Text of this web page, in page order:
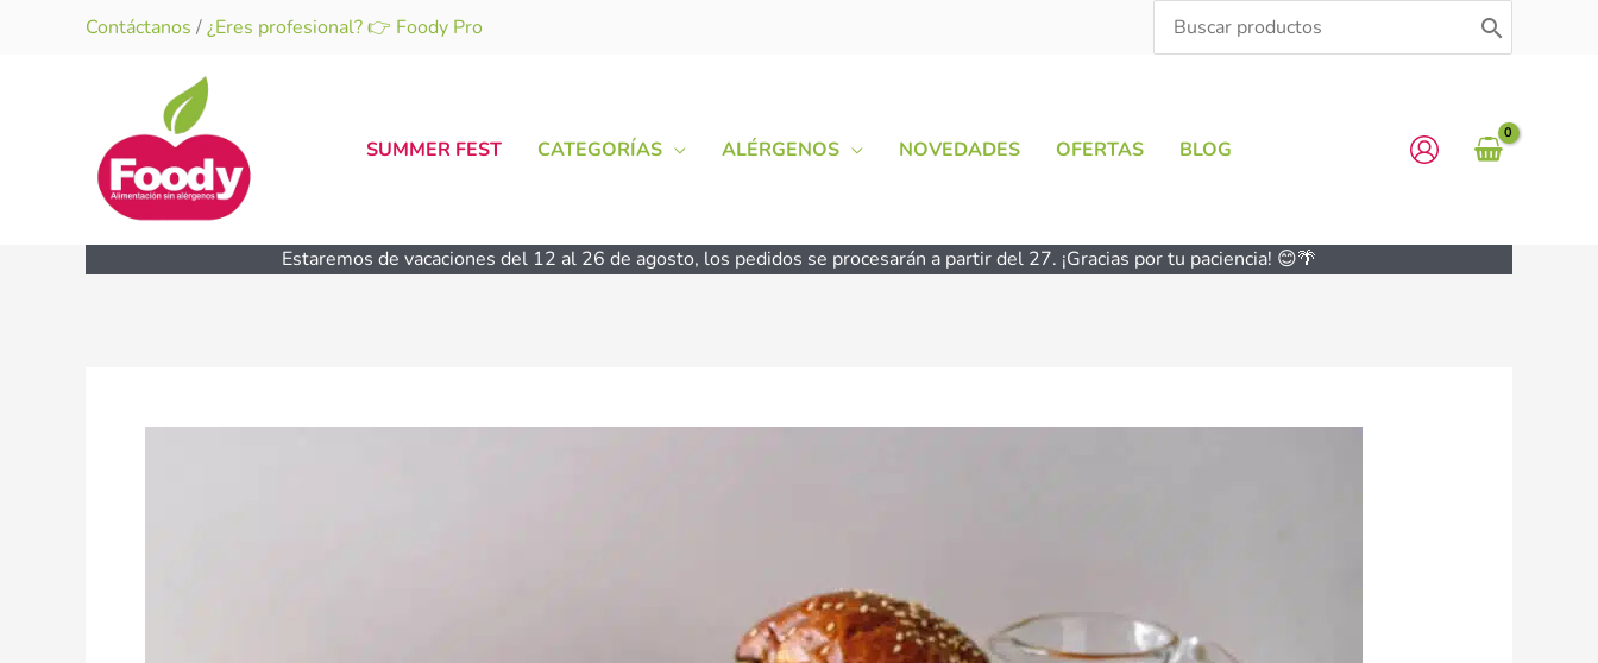
Contáctanos /¿Eres profesional? 👉 Foody Pro
Search
for:
SUMMER FEST CATEGORÍAS ALÉRGENOS NOVEDADES OFERTAS BLOG
Estaremos de vacaciones del 12 al 26 de agosto, los pedidos se procesarán a partir del 27. ¡Gracias por tu paciencia! 😊🌴